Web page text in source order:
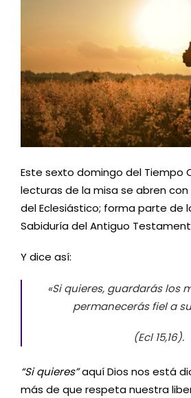
Este sexto domingo del Tiempo
lecturas de la misa se abren
del Eclesiástico; forma parte de
Sabiduría del Antiguo
Y dice así:
«Si quieres, guardarás los
permanecerás fiel a
(Ecl 15,16).
“Si quieres”aquí Dios nos está
más de que respeta nuestra